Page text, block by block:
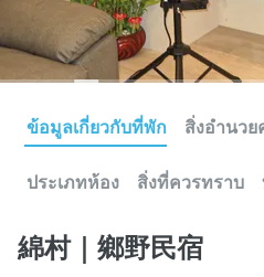
ข้อมูลเกี่ยวกับที่พัก สิ่งอำนว
ประเภทห้อง สิ่งที่ควรทราบ
綿村｜鄉野民宿